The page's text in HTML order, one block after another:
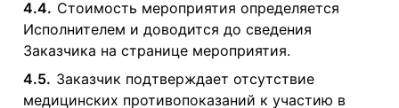
4.4. Стоимость мероприятия определяется
Исполнителем и доводится до сведения
Заказчика на странице мероприятия.
4.5. Заказчик подтверждает отсутствие
медицинских противопоказаний к участию в